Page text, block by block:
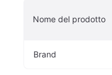
Nome del prodotto
Brand